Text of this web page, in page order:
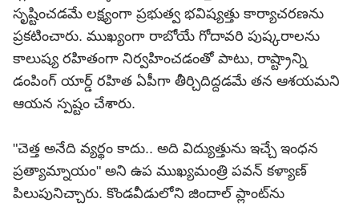
సృష్టించడమే లక్ష్యంగా ప్రభుత్వ భవిష్యత్తు కార్యాచరణను
ప్రకటించారు. ముఖ్యంగా రాబోయే గోదావరి పుష్కరాలను
కాలుష్య రహితంగా నిర్వహించడంతో పాటు, రాష్ట్రాన్ని
డంపింగ్ యార్డ్ రహిత ఏపీగా తీర్చిదిద్దడమే తన ఆశయమని
ఆయన స్పష్టం చేశారు.
"చెత్త అనేది వ్యర్థం కాదు.. అది విద్యుత్తును ఇచ్చే ఇంధన
ప్రత్యామ్నాయం" అని ఉప ముఖ్యమంత్రి పవన్ కళ్యాణ్
పిలుపునిచ్చారు. కొండవీడులోని జిందాల్ ప్లాంట్‌ను